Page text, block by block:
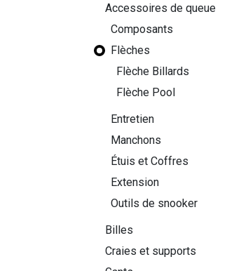
Accessoires de queue
Composants
Flèches
Flèche Billards
Flèche Pool
Entretien
Manchons
Étuis et Coffres
Extension
Outils de snooker
Billes
Craies et supports